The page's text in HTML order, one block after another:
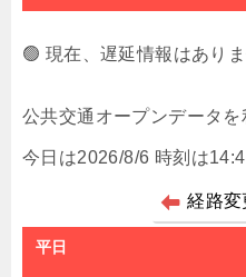
🟢 現在、遅延情報はありま
公共交通オープンデータを
今日は2026/8/6 時刻は
経路変
平日